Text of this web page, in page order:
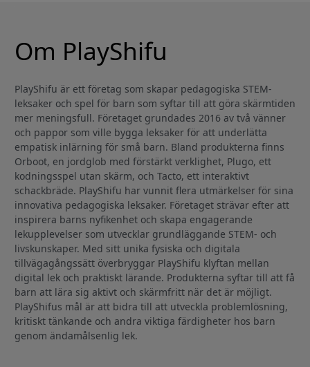
Om PlayShifu
PlayShifu är ett företag som skapar pedagogiska STEM-
leksaker och spel för barn som syftar till att göra skärmtiden
mer meningsfull. Företaget grundades 2016 av två vänner
och pappor som ville bygga leksaker för att underlätta
empatisk inlärning för små barn. Bland produkterna finns
Orboot, en jordglob med förstärkt verklighet, Plugo, ett
kodningsspel utan skärm, och Tacto, ett interaktivt
schackbräde. PlayShifu har vunnit flera utmärkelser för sina
innovativa pedagogiska leksaker. Företaget strävar efter att
inspirera barns nyfikenhet och skapa engagerande
lekupplevelser som utvecklar grundläggande STEM- och
livskunskaper. Med sitt unika fysiska och digitala
tillvägagångssätt överbryggar PlayShifu klyftan mellan
digital lek och praktiskt lärande. Produkterna syftar till att få
barn att lära sig aktivt och skärmfritt när det är möjligt.
PlayShifus mål är att bidra till att utveckla problemlösning,
kritiskt tänkande och andra viktiga färdigheter hos barn
genom ändamålsenlig lek.